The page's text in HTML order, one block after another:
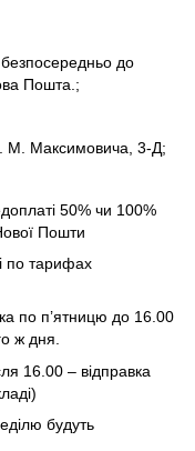
безпосередньо до
Пошта.;
М. Максимовича, 3-Д;
50% чи 100%
Пошти
по тарифах
по п’ятницю до 16.00
ж дня.
16.00 – відправка
будуть